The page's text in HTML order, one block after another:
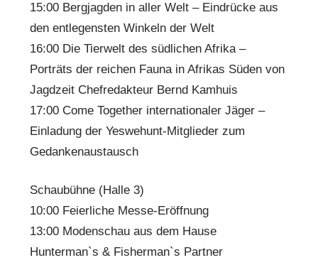
15:00 Bergjagden in aller Welt – Eindrücke aus
den entlegensten Winkeln der Welt
16:00 Die Tierwelt des südlichen Afrika –
Porträts der reichen Fauna in Afrikas Süden von
Jagdzeit Chefredakteur Bernd Kamhuis
17:00 Come Together internationaler Jäger –
Einladung der Yeswehunt-Mitglieder zum
Gedankenaustausch
Schaubühne (Halle 3)
10:00 Feierliche Messe-Eröffnung
13:00 Modenschau aus dem Hause
Hunterman`s & Fisherman`s Partner